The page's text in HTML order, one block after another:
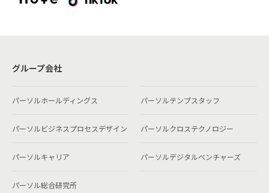
グループ会社
パーソルホールディングス パーソルテンプスタッフ
パーソルビジネスプロセスデザイン パーソルクロステクノロジー
パーソルキャリア パーソルデジタルベンチャーズ
パーソル総合研究所